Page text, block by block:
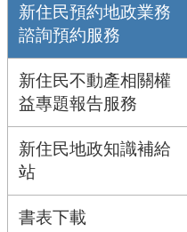
新住民預約地政業務
諮詢預約服務
新住民不動產相關權
益專題報告服務
新住民地政知識補給
站
書表下載